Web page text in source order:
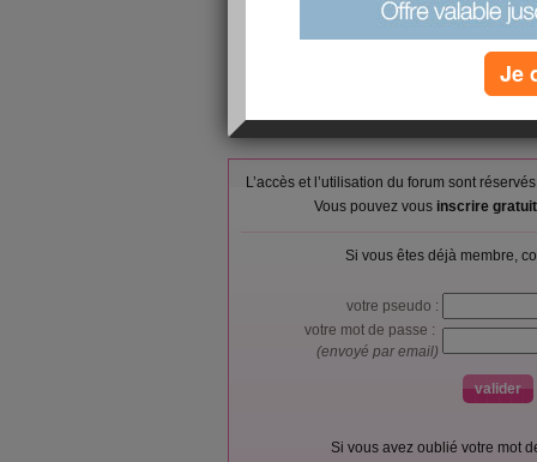
Bon allez bisous............ je me repose............à
L’accès et l’utilisation du forum sont
Vous pouvez vous inscrire
Si vous êtes déjà membre,
votre pseudo :
votre mot de passe :
(envoyé par email)
Si vous avez oublié votre mot
Je